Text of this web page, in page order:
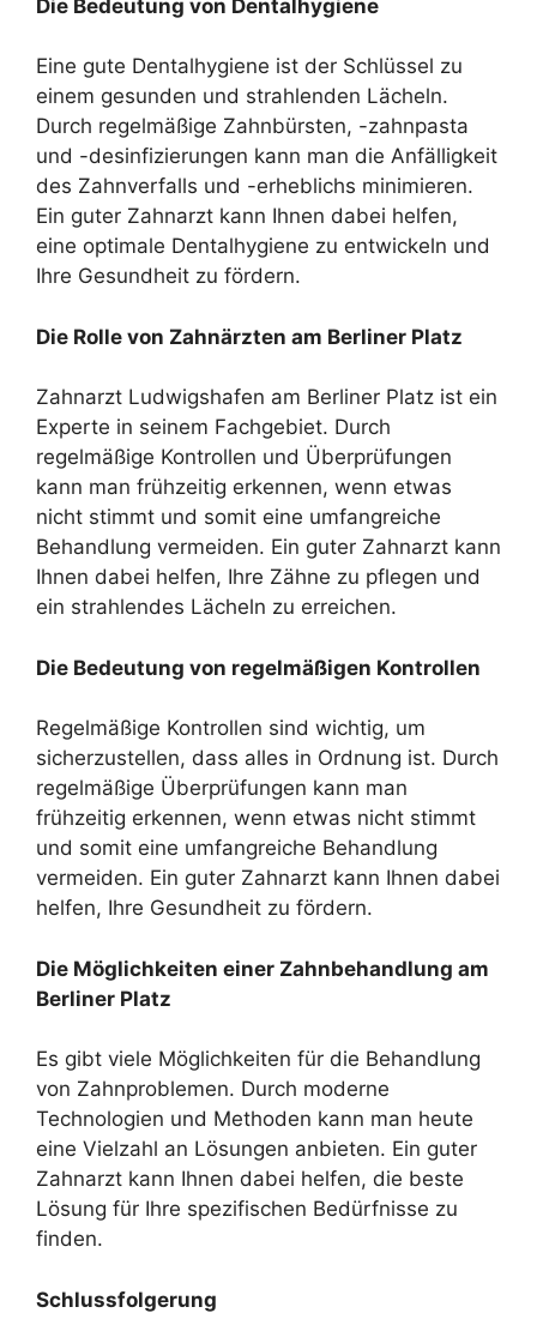
Die Bedeutung von Dentalhygiene
Eine gute Dentalhygiene ist der Schlüssel zu
einem gesunden und strahlenden Lächeln.
Durch regelmäßige Zahnbürsten, -zahnpasta
und -desinfizierungen kann man die Anfälligkeit
des Zahnverfalls und -erheblichs minimieren.
Ein guter Zahnarzt kann Ihnen dabei helfen,
eine optimale Dentalhygiene zu entwickeln und
Ihre Gesundheit zu fördern.
Die Rolle von Zahnärzten am Berliner Platz
Zahnarzt Ludwigshafen am Berliner Platz ist ein
Experte in seinem Fachgebiet. Durch
regelmäßige Kontrollen und Überprüfungen
kann man frühzeitig erkennen, wenn etwas
nicht stimmt und somit eine umfangreiche
Behandlung vermeiden. Ein guter Zahnarzt kann
Ihnen dabei helfen, Ihre Zähne zu pflegen und
ein strahlendes Lächeln zu erreichen.
Die Bedeutung von regelmäßigen Kontrollen
Regelmäßige Kontrollen sind wichtig, um
sicherzustellen, dass alles in Ordnung ist. Durch
regelmäßige Überprüfungen kann man
frühzeitig erkennen, wenn etwas nicht stimmt
und somit eine umfangreiche Behandlung
vermeiden. Ein guter Zahnarzt kann Ihnen dabei
helfen, Ihre Gesundheit zu fördern.
Die Möglichkeiten einer Zahnbehandlung am
Berliner Platz
Es gibt viele Möglichkeiten für die Behandlung
von Zahnproblemen. Durch moderne
Technologien und Methoden kann man heute
eine Vielzahl an Lösungen anbieten. Ein guter
Zahnarzt kann Ihnen dabei helfen, die beste
Lösung für Ihre spezifischen Bedürfnisse zu
finden.
Schlussfolgerung